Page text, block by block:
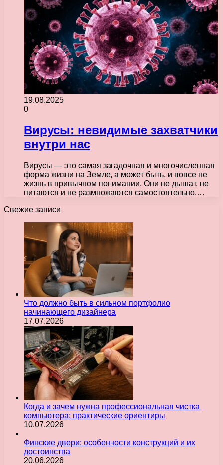
19.08.2025
0
Вирусы: невидимые захватчики
внутри нас
Вирусы — это самая загадочная и многочисленная
форма жизни на Земле, а может быть, и вовсе не
жизнь в привычном понимании. Они не дышат, не
питаются и не размножаются самостоятельно.…
Свежие записи
Что должно быть в сильном портфолио
начинающего дизайнера
17.07.2026
Когда и зачем нужна профессиональная чистка
компьютера: практические ориентиры
10.07.2026
Финские двери: особенности конструкций и их
достоинства
20.06.2026